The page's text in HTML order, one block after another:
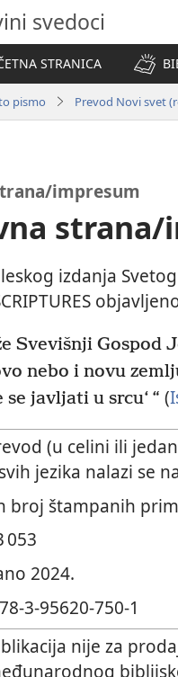
svedoci
STRANICA
pismo Prevod Novi svet
impresum
strana/
izdanja Svetog
nebo i novu
javljati u srcu‘ “ (
(u celini ili
jezika nalazi se
broj štampanih
053
2024.
3-95620-750-1
nije za